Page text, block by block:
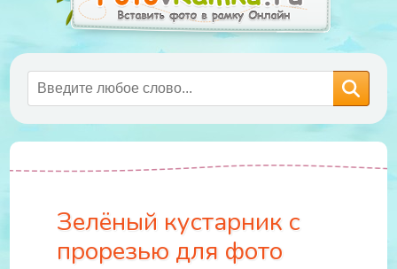
Зелёный кустарник с
прорезью для фото